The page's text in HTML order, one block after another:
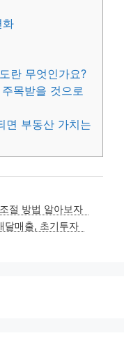
화
란 무엇인가요?
목받을 것으로
면 부동산 가치는
절 방법 알아보자
달매출, 초기투자